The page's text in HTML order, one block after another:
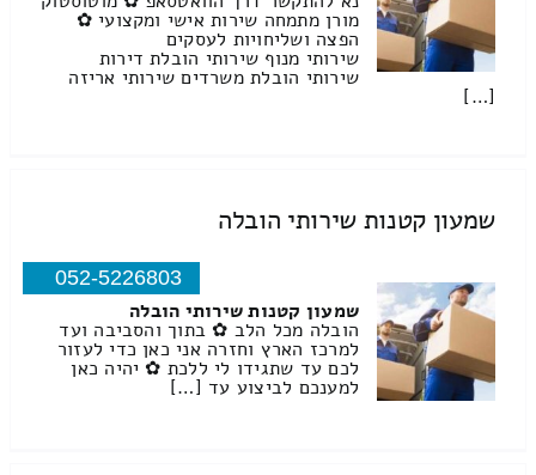
מורן מתמחה שירות אישי ומקצועי ✿
הפצה ושליחויות לעסקים
שירותי מנוף שירותי הובלת דירות
שירותי הובלת משרדים שירותי אריזה
[…]
שמעון קטנות שירותי הובלה
052-5226803
שמעון קטנות שירותי הובלה
הובלה מכל הלב ✿ בתוך והסביבה ועד
למרכז הארץ וחזרה אני כאן כדי לעזור
לכם עד שתגידו לי ללכת ✿ יהיה כאן
למענכם לביצוע עד […]